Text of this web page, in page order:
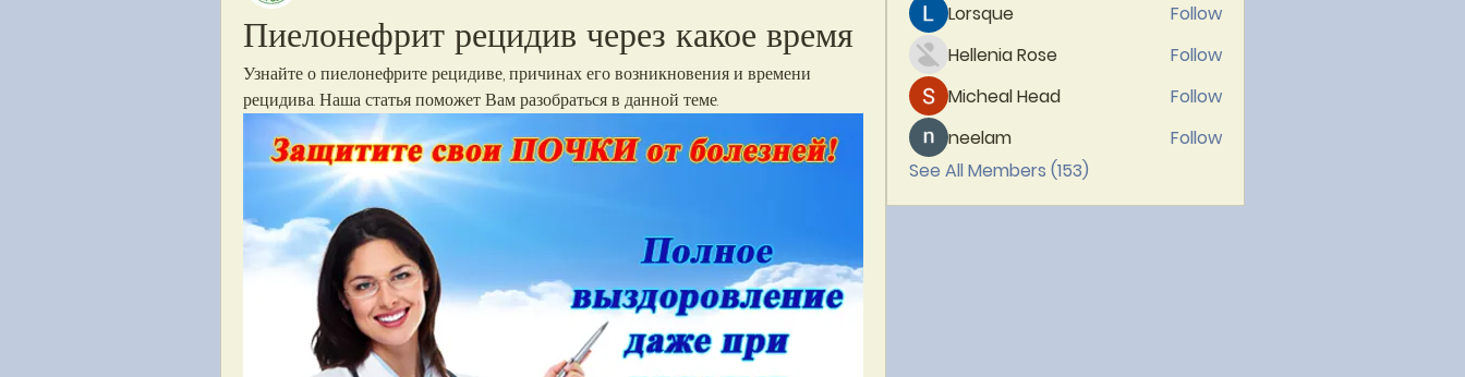
Пиелонефрит рецидив через какое время
Узнайте о пиелонефрите рецидиве, причинах его возникновения и времени
рецидива. Наша статья поможет Вам разобраться в данной теме.
Lorsque
Follow
Hellenia Rose
Follow
Micheal Head
Follow
neelam
Follow
See All Members (153)